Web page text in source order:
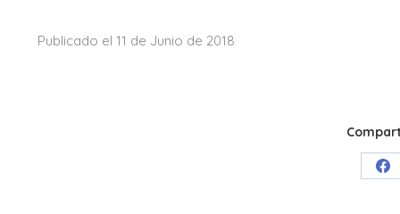
Publicado el 11 de Junio de 2018